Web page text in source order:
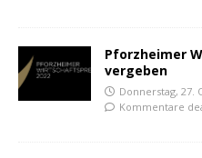
Pforzheimer
vergeben
Donnerstag, 27.
Kommentare